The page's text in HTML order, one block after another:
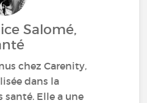
Salomé,
chez Carenity,
dans la
santé. Elle a une